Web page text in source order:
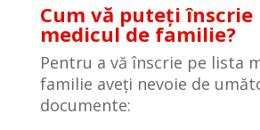
Cum vă puteți înscrie
medicul de familie?
Pentru a vă înscrie pe lista
familie aveți nevoie de
documente: